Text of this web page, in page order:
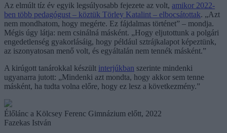
Az elmúlt tíz év egyik legsúlyosabb fejezete az volt, amikor 2022-
ben több pedagógust – köztük Törley Katalint – elbocsátottak. „Azt
nem mondhatom, hogy megérte. Ez fájdalmas történet” – mondja.
Mégis úgy látja: nem csinálná másként. „Hogy eljutottunk a polgári
engedetlenség gyakorlásáig, hogy például sztrájkalapot képeztünk,
az iszonyatosan menő volt, és egyáltalán nem tennék másként.”
A kirúgott tanárokkal készült interjúkban szerinte mindenki
ugyanarra jutott: „Mindenki azt mondta, hogy akkor sem tenne
másként, ha tudta volna előre, hogy ez lesz a következmény.”
Élőlánc a Kölcsey Ferenc Gimnázium előtt, 2022
Fazekas István